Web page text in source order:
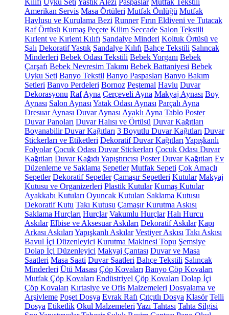
Kılıfı Uyku Seti Yastık Alezi Paspaslar Mutfak Tekstili
Amerikan Servis Masa Örtüleri Mutfak Önlüğü Mutfak
Havlusu ve Kurulama Bezi Runner Fırın Eldiveni ve Tutacak
Raf Örtüsü Kumaş Peçete Kilim Seccade Salon Tekstili
Kırlent ve Kırlent Kılıfı Sandalye Minderi Koltuk Örtüsü ve
Şalı Dekoratif Yastık Sandalye Kılıfı Bahçe Tekstili Salıncak
Minderleri Bebek Odası Tekstili Bebek Yorganı Bebek
Çarşafı Bebek Nevresim Takımı Bebek Battaniyesi Bebek
Uyku Seti Banyo Tekstil Banyo Paspasları Banyo Bakım
Setleri Banyo Perdeleri Bornoz Peştemal Havlu Duvar
Dekorasyonu Raf Ayna Çerçeveli Ayna Makyaj Aynası Boy
Aynası Salon Aynası Yatak Odası Aynası Parçalı Ayna
Dresuar Aynası Duvar Aynası Ayaklı Ayna Tablo Poster
Duvar Panoları Duvar Halısı ve Örtüsü Duvar Kağıtları
Boyanabilir Duvar Kağıtları 3 Boyutlu Duvar Kağıtları Duvar
Stickerları ve Etiketleri Dekoratif Duvar Kağıtları Yapışkanlı
Folyolar Çocuk Odası Duvar Stickerları Çocuk Odası Duvar
Kağıtları Duvar Kağıdı Yapıştırıcısı Poster Duvar Kağıtları Ev
Düzenleme ve Saklama Sepetler Mutfak Sepeti Çok Amaçlı
Sepetler Dekoratif Sepetler Çamaşır Sepetleri Kutular Makyaj
Kutusu ve Organizerleri Plastik Kutular Kumaş Kutular
Ayakkabı Kutuları Oyuncak Kutuları Saklama Kutusu
Dekoratif Kutu Takı Kutusu Çamaşır Kurutma Askısı
Saklama Hurçları Hurçlar Vakumlu Hurçlar Halı Hurcu
Askılar Elbise ve Aksesuar Askıları Dekoratif Askılar Kapı
Arkası Askıları Yapışkanlı Askılar Vestiyer Askısı Takı Askısı
Bavul İçi Düzenleyici Kurutma Makinesi Topu Şemsiye
Dolap İçi Düzenleyici Makyaj Çantası Duvar ve Masa
Saatleri Masa Saati Duvar Saatleri Bahçe Tekstili Salıncak
Minderleri Ütü Masası Çöp Kovaları Banyo Çöp Kovaları
Mutfak Çöp Kovaları Endüstriyel Çöp Kovaları Dolap İçi
Çöp Kovaları Kırtasiye ve Ofis Malzemeleri Dosyalama ve
Arşivleme Poşet Dosya Evrak Rafı Çıtçıtlı Dosya Klasör Telli
Dosya Etiketlik Okul Malzemeleri Yazı Tahtası Tahta Silgisi